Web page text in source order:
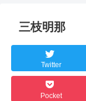
三枝明那
Twitter
Pocket